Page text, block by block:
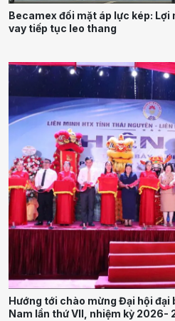
Becamex đối mặt áp lực kép: Lợi
vay tiếp tục leo thang
Hướng tới chào mừng Đại hội đại
Nam lần thứ VII, nhiệm kỳ 2026-